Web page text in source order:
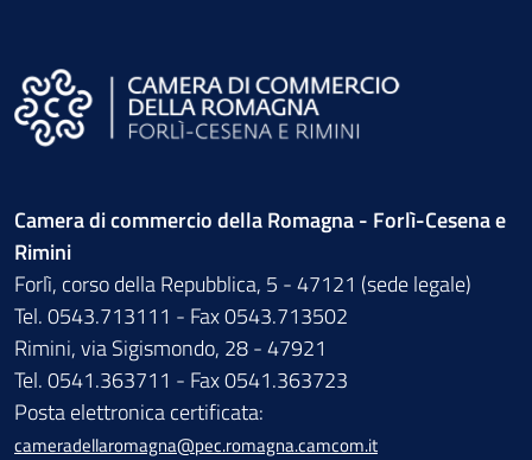
Camera di commercio della Romagna - Forlì-Cesena e
Rimini
Forlì, corso della Repubblica, 5 - 47121 (sede legale)
Tel. 0543.713111 - Fax 0543.713502
Rimini, via Sigismondo, 28 - 47921
Tel. 0541.363711 - Fax 0541.363723
Posta elettronica certificata:
cameradellaromagna@pec.romagna.camcom.it